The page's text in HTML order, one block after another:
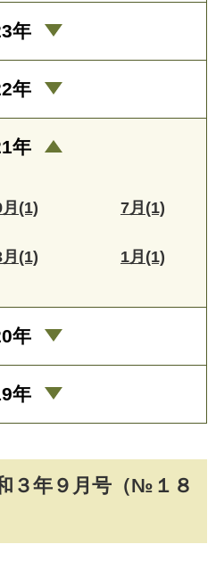
３年９月号（№１８
年
年
年
(1) 7月(1)
(1) 1月(1)
年
年